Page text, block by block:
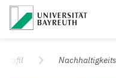
Universität
Profil